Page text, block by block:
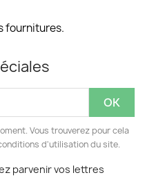
fournitures.
Vous trouverez pour cela
d'utilisation du site.
parvenir vos lettres